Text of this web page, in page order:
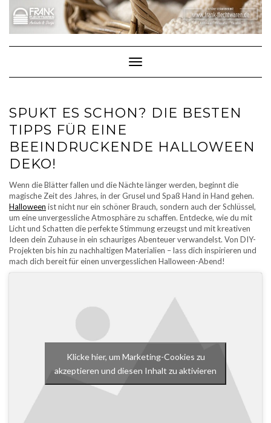
content
Toggle Navigation
SPUKT ES SCHON? DIE BESTEN
TIPPS FÜR EINE
BEEINDRUCKENDE HALLOWEEN
DEKO!
Wenn die Blätter fallen und die Nächte länger werden, beginnt die
magische Zeit des Jahres, in der Grusel und Spaß Hand in Hand gehen.
Halloween ist nicht nur ein schöner Brauch, sondern auch der Schlüssel,
um eine unvergessliche Atmosphäre zu schaffen. Entdecke, wie du mit
Licht und Schatten die perfekte Stimmung erzeugst und mit kreativen
Ideen dein Zuhause in ein schauriges Abenteuer verwandelst. Von DIY-
Projekten bis hin zu nachhaltigen Materialien – lass dich inspirieren und
mach dich bereit für einen unvergesslichen Halloween-Abend!
Klicke hier, um Marketing-Cookies zu
akzeptieren und diesen Inhalt zu aktivieren